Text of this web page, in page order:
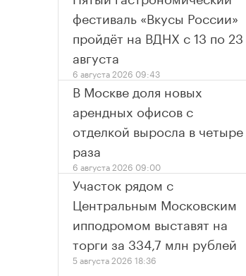
фестиваль «Вкусы России»
пройдёт на ВДНХ с 13 по 23
августа
6 августа 2026 09:43
В Москве доля новых
арендных офисов с
отделкой выросла в четыре
раза
6 августа 2026 09:00
Участок рядом с
Центральным Московским
ипподромом выставят на
торги за 334,7 млн рублей
5 августа 2026 18:36